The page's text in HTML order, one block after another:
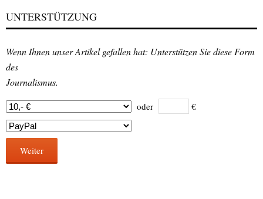
UNTERSTÜTZUNG
Wenn Ihnen unser Artikel gefallen hat: Unterstützen Sie diese Form
des
Journalismus.
oder €
Weiter